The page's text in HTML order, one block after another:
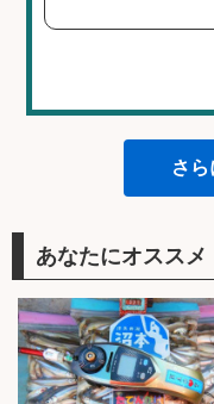
さ
あなたにオススメ